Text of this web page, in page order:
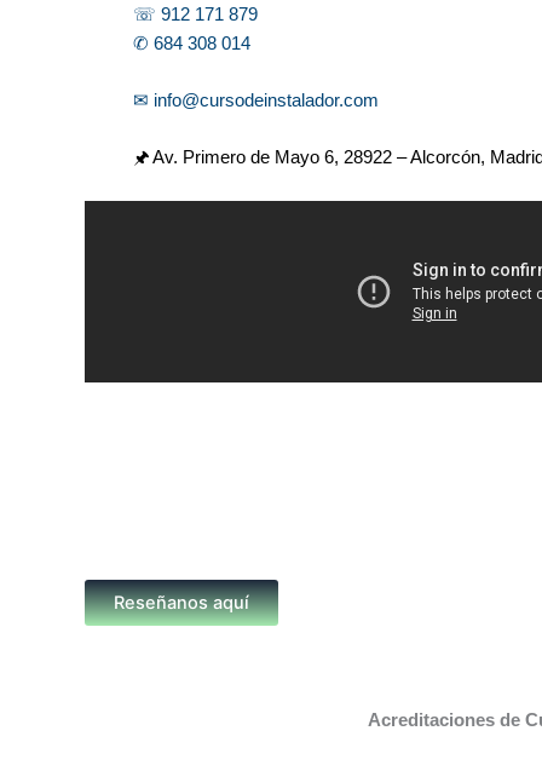
☏ 912 171 879
✆ 684 308 014
✉ info@cursodeinstalador.com
🖈 Av. Primero de Mayo 6, 28922 – Alcorcón,
Reseñanos aquí
Acreditaciones de